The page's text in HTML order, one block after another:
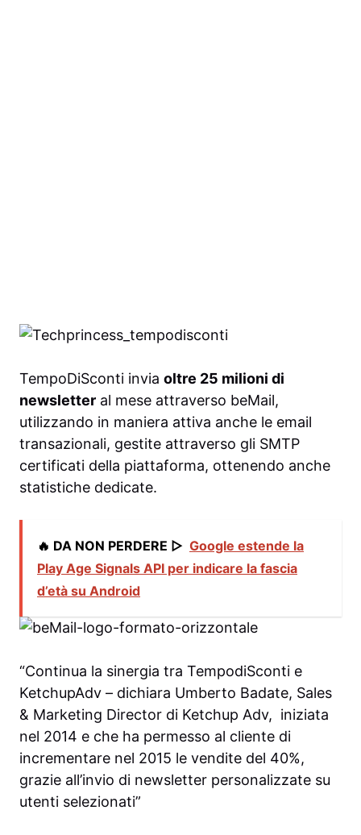
TempoDiSconti invia oltre 25 milioni di
newsletter al mese attraverso beMail,
utilizzando in maniera attiva anche le email
transazionali, gestite attraverso gli SMTP
certificati della piattaforma, ottenendo anche
statistiche dedicate.
🔥 DA NON PERDERE ▷ Google estende la
Play Age Signals API per indicare la fascia
d’età su Android
“Continua la sinergia tra TempodiSconti e
KetchupAdv – dichiara Umberto Badate, Sales
& Marketing Director di Ketchup Adv, iniziata
nel 2014 e che ha permesso al cliente di
incrementare nel 2015 le vendite del 40%,
grazie all’invio di newsletter personalizzate su
utenti selezionati”